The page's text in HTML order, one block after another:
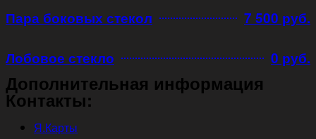
Пара боковых стекол 7 500 руб.
Лобовое стекло 0 руб.
Дополнительная информация
Контакты:
Я.Карты